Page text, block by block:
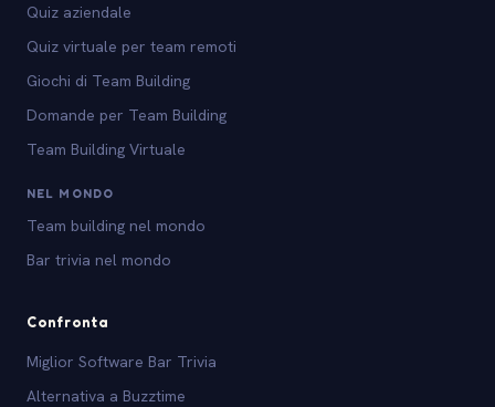
Quiz aziendale
Quiz virtuale per team remoti
Giochi di Team Building
Domande per Team Building
Team Building Virtuale
NEL MONDO
Team building nel mondo
Bar trivia nel mondo
Confronta
Miglior Software Bar Trivia
Alternativa a Buzztime